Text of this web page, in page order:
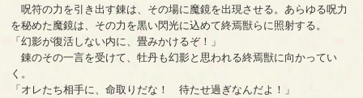
呪符の力を引き出す錬は、その場に魔鏡を出現させる。あらゆる呪力
を秘めた魔鏡は、その力を黒い閃光に込めて終焉獣らに照射する。
「幻影が復活しない内に、畳みかけるぞ！」
錬のその一言を受けて、牡丹も幻影と思われる終焉獣に向かってい
く。
「オレたち相手に、命取りだな！ 待たせ過ぎなんだよ！」